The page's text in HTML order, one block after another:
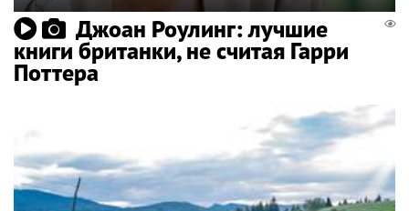
Джоан Роулинг: лучшие
книги британки, не считая Гарри
Поттера